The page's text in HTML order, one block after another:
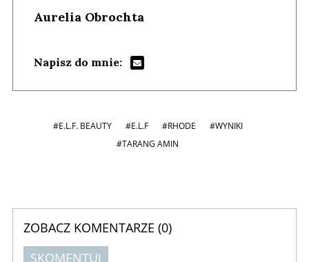
Aurelia Obrochta
Napisz do mnie:
#E.L.F. BEAUTY #E.L.F #RHODE
#WYNIKI
#TARANG AMIN
ZOBACZ KOMENTARZE (0)
SKOMENTUJ